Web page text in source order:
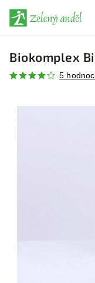
Biokomplex
5